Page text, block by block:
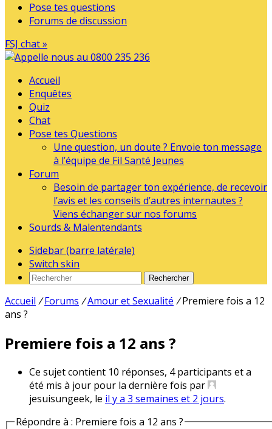
Pose tes questions
Forums de discussion
FSJ chat »
Accueil
Enquêtes
Quiz
Chat
Pose tes Questions
Une question, un doute ? Envoie ton message
à l’équipe de Fil Santé Jeunes
Forum
Besoin de partager ton expérience, de recevoir
l’avis et les conseils d’autres internautes ?
Viens échanger sur nos forums
Sourds & Malentendants
Sidebar (barre latérale)
Switch skin
Rechercher
Accueil / Forums /Amour et Sexualité / Premiere fois a 12
ans ?
Premiere fois a 12 ans ?
Ce sujet contient 10 réponses, 4 participants et a
été mis à jour pour la dernière fois par
jesuisungeek, le il y a 3 semaines et 2 jours.
Répondre à : Premiere fois a 12 ans ?